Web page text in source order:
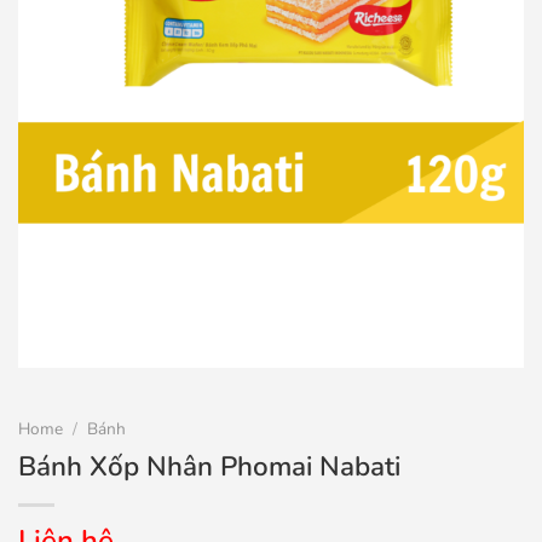
Home / Bánh
Bánh Xốp Nhân Phomai Nabati